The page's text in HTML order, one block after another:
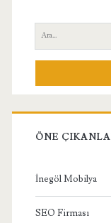
Yan
Menü
Ara:
ÖNE
İnegöl Mobilya
SEO Firması